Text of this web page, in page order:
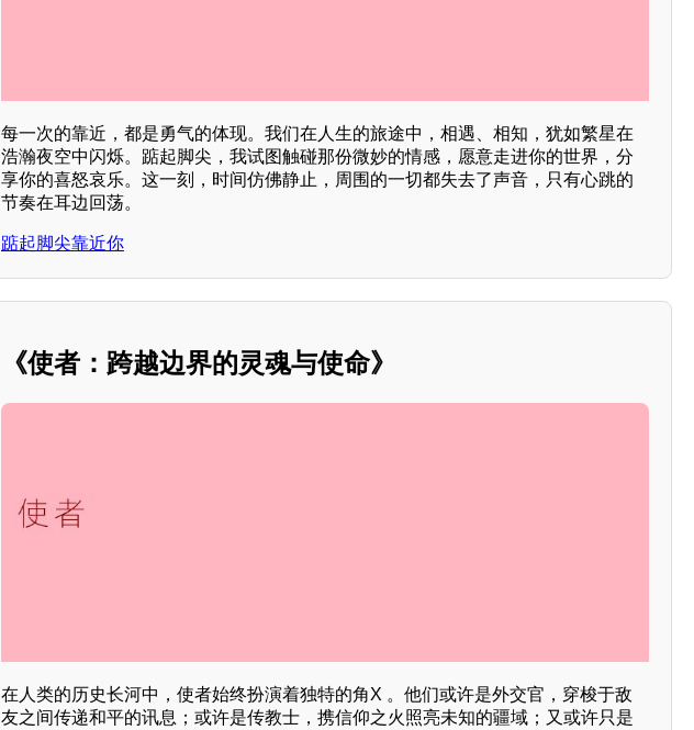
每一次的靠近，都是勇气的体现。我们在人生的旅途中，相遇、相知，犹如繁星在
浩瀚夜空中闪烁。踮起脚尖，我试图触碰那份微妙的情感，愿意走进你的世界，分
享你的喜怒哀乐。这一刻，时间仿佛静止，周围的一切都失去了声音，只有心跳的
节奏在耳边回荡。
踮起脚尖靠近你
《使者：跨越边界的灵魂与使命》
在人类的历史长河中，使者始终扮演着独特的角X 。他们或许是外交官，穿梭于敌
友之间传递和平的讯息；或许是传教士，携信仰之火照亮未知的疆域；又或许只是